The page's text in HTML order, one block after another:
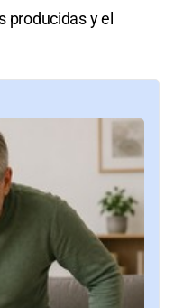
producidas y el